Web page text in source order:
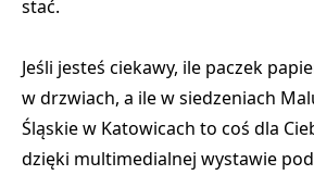
stać.
Jeśli jesteś ciekawy, ile paczek
w drzwiach, a ile w siedzeniach
Śląskie w Katowicach to coś dla
dzięki multimedialnej wystawie